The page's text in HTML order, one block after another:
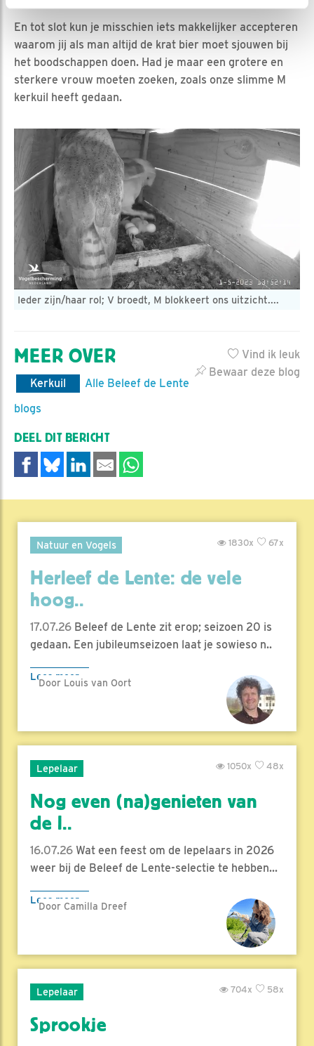
En tot slot kun je misschien iets makkelijker accepteren
waarom jij als man altijd de krat bier moet sjouwen bij
het boodschappen doen. Had je maar een grotere en
sterkere vrouw moeten zoeken, zoals onze slimme M
kerkuil heeft gedaan.
Ieder zijn/haar rol; V broedt, M blokkeert ons uitzicht....
Vind ik leuk
Bewaar deze blog
MEER OVER
Kerkuil
Alle Beleef de Lente
blogs
DEEL DIT BERICHT
Natuur en Vogels 67x
1830x
Herleef de Lente: de vele
hoog..
17.07.26 Beleef de Lente zit erop; seizoen 20 is
gedaan. Een jubileumseizoen laat je sowieso n..
Lees meer
Door Louis van Oort
Lepelaar 48x
1050x
Nog even (na)genieten van
de l..
16.07.26 Wat een feest om de lepelaars in 2026
weer bij de Beleef de Lente-selectie te hebben...
Lees meer
Door Camilla Dreef
Lepelaar 58x
704x
Sprookje